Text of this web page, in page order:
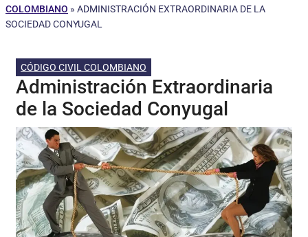
COLOMBIANO » ADMINISTRACIÓN EXTRAORDINARIA DE LA
SOCIEDAD CONYUGAL
CÓDIGO CIVIL COLOMBIANO
Administración Extraordinaria
de la Sociedad Conyugal